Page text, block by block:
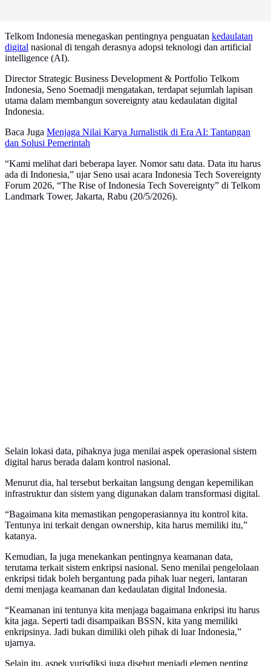
Telkom Indonesia menegaskan pentingnya penguatan kedaulatan
digital nasional di tengah derasnya adopsi teknologi dan artificial
intelligence (AI).
Director Strategic Business Development & Portfolio Telkom
Indonesia, Seno Soemadji mengatakan, terdapat sejumlah lapisan
utama dalam membangun sovereignty atau kedaulatan digital
Indonesia.
Baca Juga Menjaga Nilai Karya Jurnalistik di Era AI: Tantangan
dan Solusi Pemerintah
“Kami melihat dari beberapa layer. Nomor satu data. Data itu harus
ada di Indonesia,” ujar Seno usai acara Indonesia Tech Sovereignty
Forum 2026, “The Rise of Indonesia Tech Sovereignty” di Telkom
Landmark Tower, Jakarta, Rabu (20/5/2026).
Selain lokasi data, pihaknya juga menilai aspek operasional sistem
digital harus berada dalam kontrol nasional.
Menurut dia, hal tersebut berkaitan langsung dengan kepemilikan
infrastruktur dan sistem yang digunakan dalam transformasi digital.
“Bagaimana kita memastikan pengoperasiannya itu kontrol kita.
Tentunya ini terkait dengan ownership, kita harus memiliki itu,”
katanya.
Kemudian, Ia juga menekankan pentingnya keamanan data,
terutama terkait sistem enkripsi nasional. Seno menilai pengelolaan
enkripsi tidak boleh bergantung pada pihak luar negeri, lantaran
demi menjaga keamanan dan kedaulatan digital Indonesia.
“Keamanan ini tentunya kita menjaga bagaimana enkripsi itu harus
kita jaga. Seperti tadi disampaikan BSSN, kita yang memiliki
enkripsinya. Jadi bukan dimiliki oleh pihak di luar Indonesia,”
ujarnya.
Selain itu, aspek yurisdiksi juga disebut menjadi elemen penting